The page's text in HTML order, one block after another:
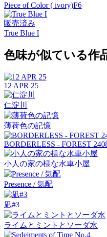
Piece of Color ( ivory)F6
販売済み
True Blue I
色味が似ている作
12 APR 25
仁淀川
薄荷色の記憶
BORDERLESS - FOREST
小人の家の様な水車小屋
Presence / 気配
凪#3
ライムとミントとソーダ水